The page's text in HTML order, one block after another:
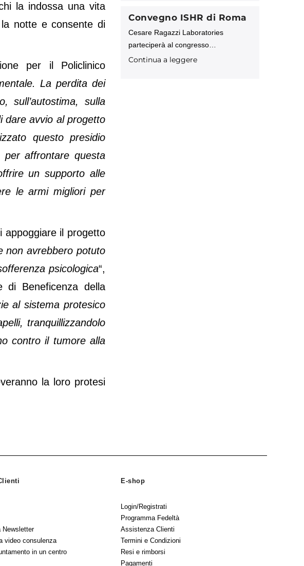
la indossa una vita
notte e consente di
per il Policlinico
La perdita dei
sull’autostima, sulla
dare avvio al progetto
questo presidio
affrontare questa
un supporto alle
le armi migliori per
appoggiare il progetto
non avrebbero potuto
psicologica“,
di Beneficenza della
al sistema protesico
tranquillizzandolo
contro il tumore alla
la loro protesi
mercato
Convegno ISHR di Roma
Cesare Ragazzi Laboratories
parteciperà al congresso
internazionale organizzato dalla
Continua a leggere
Newsletter
video consulenza
in un centro
E-shop
Login/Registrati
Programma Fedeltà
Assistenza Clienti
Termini e Condizioni
Resi e rimborsi
Pagamenti